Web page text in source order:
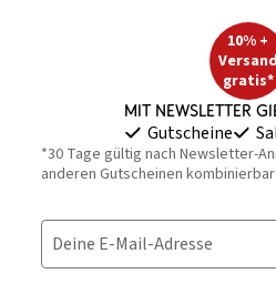
10% +
Versand
gratis*
Mit Newsletter
Gutscheine
*30 Tage gültig nach Newsletter-
anderen Gutscheinen kombinierbar
Deine E-Mail-Adresse